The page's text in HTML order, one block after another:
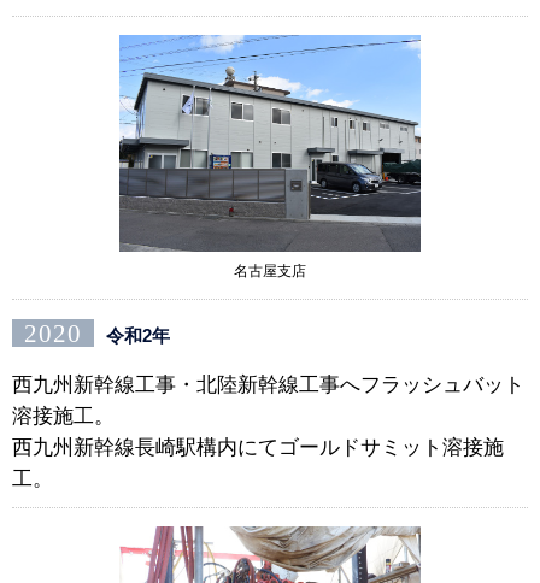
名古屋支店
2020 令和2年
西九州新幹線工事・北陸新幹線工事へフラッシュバット
溶接施工。
西九州新幹線長崎駅構内にてゴールドサミット溶接施
工。